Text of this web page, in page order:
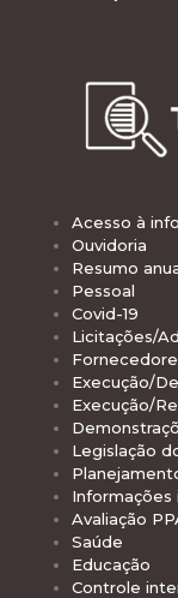
Acesso à
Ouvidoria
Resumo
Pessoal
Covid-19
Licitações/
Execução/
Execução/
Legislação
Informações
Avaliação
Saúde
Educação
Controle